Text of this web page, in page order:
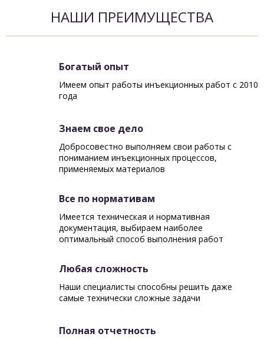
НАШИ ПРЕИМУЩЕСТВА
Богатый опыт
Имеем опыт работы инъекционных работ с 2010
года
Знаем свое дело
Добросовестно выполняем свои работы с
пониманием инъекционных процессов,
применяемых материалов
Все по нормативам
Имеется техническая и нормативная
документация, выбираем наиболее
оптимальный способ выполнения работ
Любая сложность
Наши специалисты способны решить даже
самые технически сложные задачи
Полная отчетность